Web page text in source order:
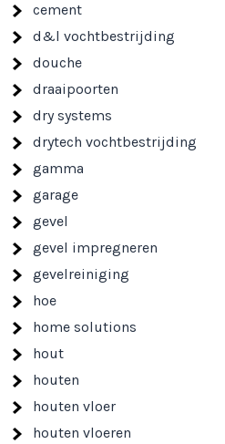
cement
d&l vochtbestrijding
douche
draaipoorten
dry systems
drytech vochtbestrijding
gamma
garage
gevel
gevel impregneren
gevelreiniging
hoe
home solutions
hout
houten
houten vloer
houten vloeren